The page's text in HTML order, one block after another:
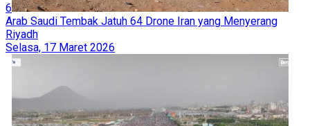
6
Arab Saudi Tembak Jatuh 64 Drone Iran yang Menyerang
Riyadh
Selasa, 17 Maret 2026